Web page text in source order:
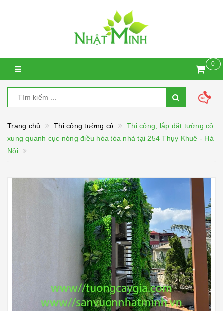
0
Trang chủ Thi công tường cỏ
Thi công, lắp đặt tường cỏ
xung quanh cục nóng điều hòa tòa nhà tại 254 Thụy Khuê - Hà
Nội